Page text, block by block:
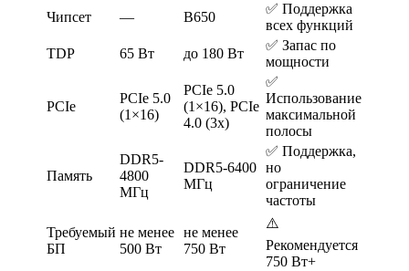
Чипсет
— B650
✅ Поддержка
всех функций
TDP
65 Вт до 180 Вт
✅ Запас по
мощности
PCIe
PCIe 5.0
(1×16)
PCIe 5.0
(1×16), PCIe
4.0 (3x)
✅
Использование
максимальной
полосы
Память
DDR5-
4800
МГц
DDR5-6400
МГц
✅ Поддержка,
но
ограничение
частоты
Требуемый
БП
не менее
500 Вт
не менее
750 Вт
⚠️
Рекомендуется
750 Вт+